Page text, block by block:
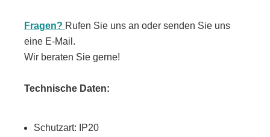
Fragen? Rufen Sie uns an oder senden Sie uns
eine E-Mail.
Wir beraten Sie gerne!
Technische Daten:
Schutzart: IP20